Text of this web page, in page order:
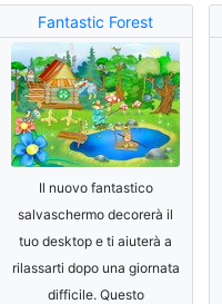
Fantastic Forest
Il nuovo fantastico
salvaschermo decorerà il
tuo desktop e ti aiuterà a
rilassarti dopo una giornata
difficile. Questo